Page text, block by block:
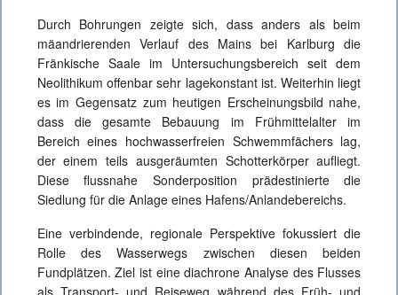
Durch Bohrungen zeigte sich, dass anders als beim
mäandrierenden Verlauf des Mains bei Karlburg die
Fränkische Saale im Untersuchungsbereich seit dem
Neolithikum offenbar sehr lagekonstant ist. Weiterhin liegt
es im Gegensatz zum heutigen Erscheinungsbild nahe,
dass die gesamte Bebauung im Frühmittelalter im
Bereich eines hochwasserfreien Schwemmfächers lag,
der einem teils ausgeräumten Schotterkörper aufliegt.
Diese flussnahe Sonderposition prädestinierte die
Siedlung für die Anlage eines Hafens/Anlandebereichs.
Eine verbindende, regionale Perspektive fokussiert die
Rolle des Wasserwegs zwischen diesen beiden
Fundplätzen. Ziel ist eine diachrone Analyse des Flusses
als Transport- und Reiseweg während des Früh- und